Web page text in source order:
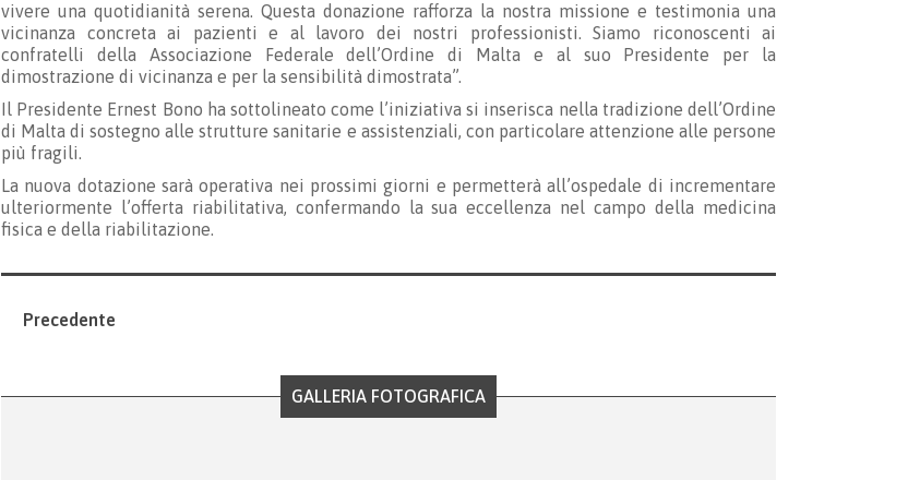
vivere una quotidianità serena. Questa donazione rafforza la nostra missione e testimonia una
vicinanza concreta ai pazienti e al lavoro dei nostri professionisti. Siamo riconoscenti ai
confratelli della Associazione Federale dell’Ordine di Malta e al suo Presidente per la
dimostrazione di vicinanza e per la sensibilità dimostrata”.
Il Presidente Ernest Bono ha sottolineato come l’iniziativa si inserisca nella tradizione dell’Ordine
di Malta di sostegno alle strutture sanitarie e assistenziali, con particolare attenzione alle persone
più fragili.
La nuova dotazione sarà operativa nei prossimi giorni e permetterà all’ospedale di incrementare
ulteriormente l’offerta riabilitativa, confermando la sua eccellenza nel campo della medicina
fisica e della riabilitazione.
Precedente
GALLERIA FOTOGRAFICA